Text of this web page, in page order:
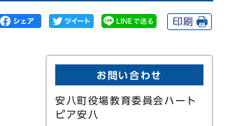
印刷
お問い合わせ
安八町役場教育委員会ハート
ピア安八